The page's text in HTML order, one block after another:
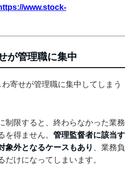
www.stock-
が管理職に集中
寄せが管理職に集中してしまう
制限すると、終わらなかった業務
を得ません。 管理監督者に該当す
象外となるケースもあり
、業務負
だけになってしまいます。